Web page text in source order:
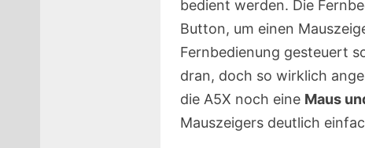
bedient werden. Die
Button, um einen
Fernbedienung gesteuert
dran, doch so wirklich
die A5X noch eine Maus
Mauszeigers deutlich